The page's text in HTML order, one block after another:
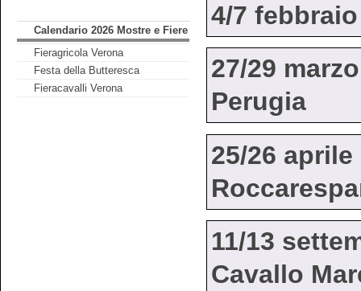
Calendario 2026 Mostre e Fiere
Fieragricola Verona
Festa della Butteresca
Fieracavalli Verona
4/7
27/29
Perugia
25/26
11/13
Cavallo